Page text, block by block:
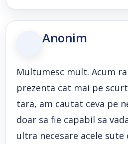
Anonim
Multumesc mult. Acum
prezenta cat mai pe
tara, am cautat ceva pe
doar sa fie capabil sa
ultra necesare acele